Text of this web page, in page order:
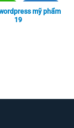
tế Xem chi tiết
mỹ phẩm
19